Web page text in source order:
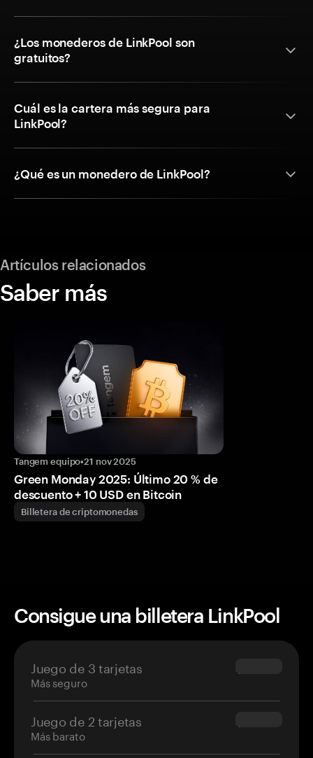
¿Los monederos de LinkPool son
gratuitos?
Cuál es la cartera más segura para
LinkPool?
¿Qué es un monedero de LinkPool?
Artículos relacionados
Saber más
Tangem equipo•21 nov 2025
Green Monday 2025: Último 20 % de
descuento + 10 USD en Bitcoin
Billetera de criptomonedas
Consigue una billetera LinkPool
Juego de 3 tarjetas
Más seguro
$69.90
Juego de 2 tarjetas
Más barato
$54.90